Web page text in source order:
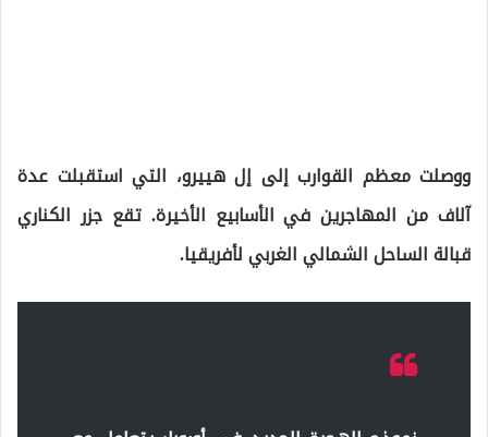
ووصلت معظم القوارب إلى إل هييرو، التي استقبلت عدة
آلاف من المهاجرين في الأسابيع الأخيرة. تقع جزر الكناري
قبالة الساحل الشمالي الغربي لأفريقيا.